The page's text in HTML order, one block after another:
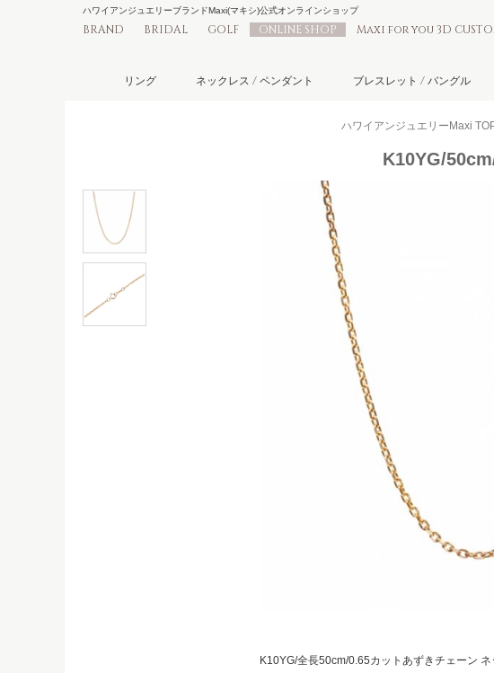
BRAND BRIDAL GOLF ONLINE SHOP Maxi for you 3D
ハワイアンジュエリーブランドMaxi(マキシ)公式オンラインショップ
リング ネックレス / ペンダント ブレスレット / バングル
ハワイアンジュエリーMaxi
K10YG/
K10YG/全長50cm/0.65カットあずきチェーン ネ